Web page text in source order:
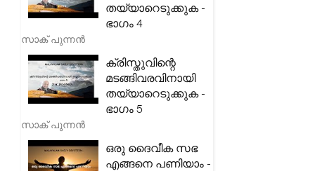
തയ്യാറെടുക്കുക -
ഭാഗം 4
സാക് പുന്നൻ
ക്രിസ്തുവിന്റെ
മടങ്ങിവരവിനായി
തയ്യാറെടുക്കുക -
ഭാഗം 5
സാക് പുന്നൻ
ഒരു ദൈവീക സഭ
എങ്ങനെ പണിയാം -